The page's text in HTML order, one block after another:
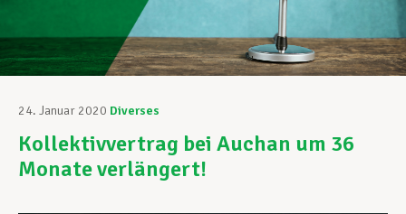
Gewerkschaftsstrukturen
Unterstützung im Arbeitsalltag
Ihre Rechte
24. Januar 2020 Diverses
Kollektivvertrag bei Auchan um 36
Monate verlängert!